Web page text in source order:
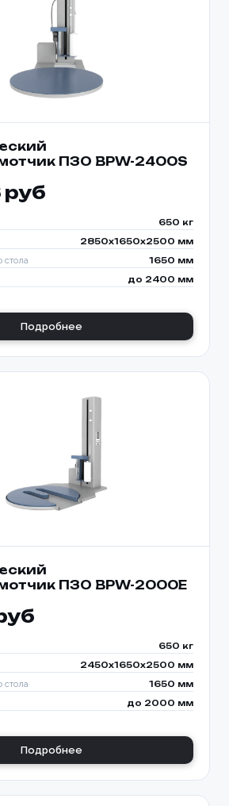
ПЗО BPW-2400S
руб
650 кг
2850х1650х2500 мм
стола 1650 мм
до 2400 мм
Подробнее
ПЗО BPW-2000E
650 кг
2450х1650х2500 мм
стола 1650 мм
до 2000 мм
Подробнее